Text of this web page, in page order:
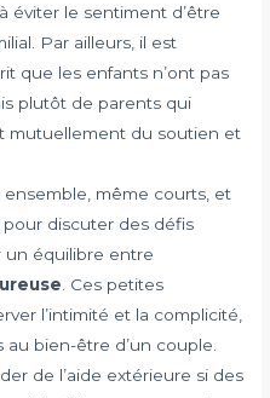
éviter le sentiment d’être
Par ailleurs, il est
que les enfants n’ont pas
plutôt de parents qui
mutuellement du soutien et
même courts, et
discuter des défis
un équilibre entre
. Ces petites
l’intimité et la complicité,
bien-être d’un couple.
de l’aide extérieure si des